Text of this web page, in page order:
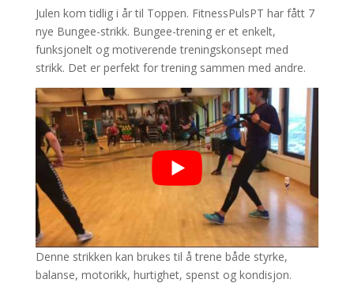
Julen kom tidlig i år til Toppen. FitnessPulsPT har fått 7
nye Bungee-strikk. Bungee-trening er et enkelt,
funksjonelt og motiverende treningskonsept med
strikk. Det er perfekt for trening sammen med andre.
Denne strikken kan brukes til å trene både styrke,
balanse, motorikk, hurtighet, spenst og kondisjon.